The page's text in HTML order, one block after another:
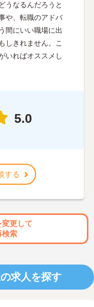
うなるんだろうと
や、転職のアドバ
間にいい職場に出
しきれません。こ
いればオススメし
5.0
する
変更して
検索
求人を探す